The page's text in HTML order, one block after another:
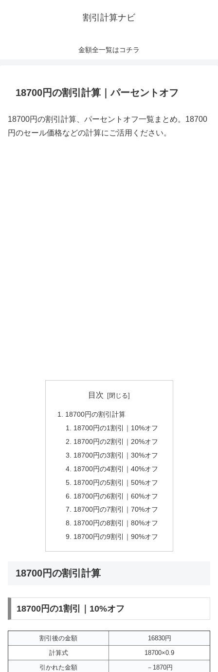
割引計算ナビ
金額全一覧はコチラ
18700円の割引計算｜パーセントオフ
18700円の割引計算、パーセントオフ一覧まとめ。18700
円のセール価格などの計算にご活用ください。
目次
18700円の割引計算
18700円の1割引｜10%オフ
18700円の2割引｜20%オフ
18700円の3割引｜30%オフ
18700円の4割引｜40%オフ
18700円の5割引｜50%オフ
18700円の6割引｜60%オフ
18700円の7割引｜70%オフ
18700円の8割引｜80%オフ
18700円の9割引｜90%オフ
18700円の割引計算
18700円の1割引｜10%オフ
割引後の金額
16830円
計算式
18700×0.9
引かれた金額
－1870円